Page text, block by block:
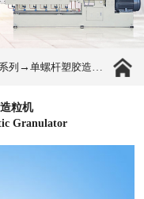
列 → 单螺杆塑胶造粒机
粒机
Granulator